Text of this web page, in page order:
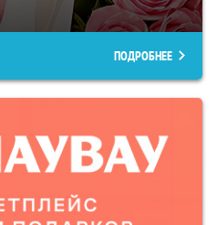
ПОДРОБНЕЕ